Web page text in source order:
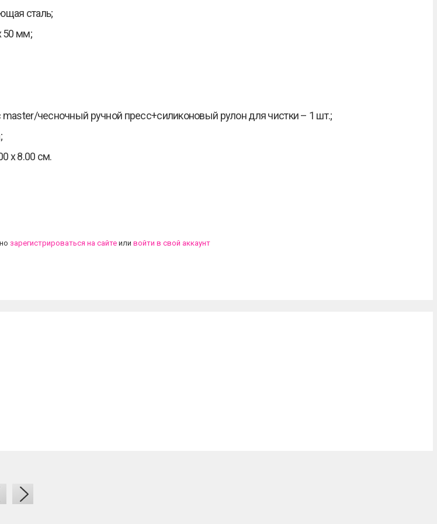
сталь;
50 мм;
master/чесночный ручной пресс+силиконовый рулон для чистки– 1 шт.;
х 8.00 см.
зарегистрироваться на сайте или войти в свой аккаунт